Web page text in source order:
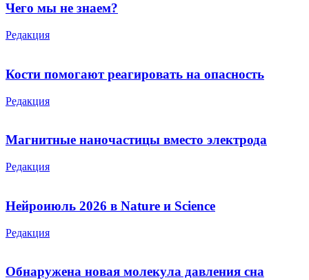
Чего мы не знаем?
Редакция
Кости помогают реагировать на опасность
Редакция
Магнитные наночастицы вместо электрода
Редакция
Нейроиюль 2026 в Nature и Science
Редакция
Обнаружена новая молекула давления сна